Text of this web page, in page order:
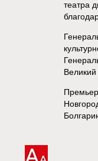
театра
Великий